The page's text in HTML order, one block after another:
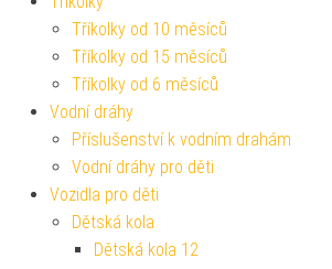
Tříkolky od 10 měsíců
Tříkolky od 15 měsíců
Tříkolky od 6 měsíců
Vodní dráhy
Příslušenství k vodním drahám
Vodní dráhy pro děti
Vozidla pro děti
Dětská kola
Dětská kola 12